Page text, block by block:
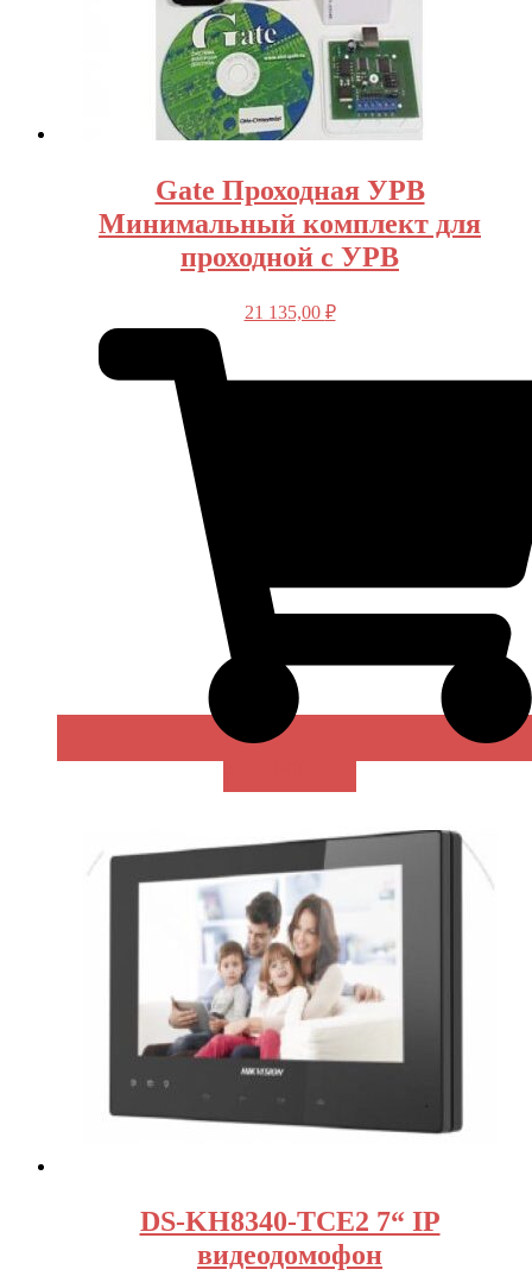
Gate Проходная УРВ
Минимальный комплект для
проходной с УРВ
21 135,00 ₽
DS-KH8340-TCE2 7“ IP
видеодомофон